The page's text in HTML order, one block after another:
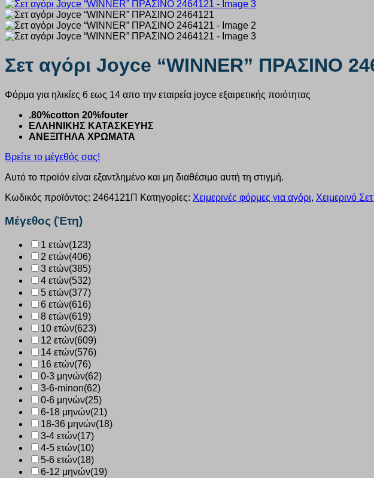
Σετ αγόρι Joyce “WINNER” ΠΡΑΣΙΝΟ
Φόρμα για ηλικίες 6 εως 14 απο την εταιρεία joyce εξαιρετικής ποιότητας
.80%cotton 20%fouter
ΕΛΛΗΝΙΚΗΣ ΚΑΤΑΣΚΕΥΗΣ
ΑΝΕΞΙΤΗΛΑ ΧΡΩΜΑΤΑ
Βρείτε το μέγεθός σας!
Αυτό το προϊόν είναι εξαντλημένο και μη διαθέσιμο αυτή τη στιγμή.
Κωδικός προϊόντος: 2464121Π Κατηγορίες: Χειμερινές φόρμες για αγόρι, Χειμερινό
Μέγεθος (Έτη)
1 ετών(123)
2 ετών(406)
3 ετών(385)
4 ετών(532)
5 ετών(377)
6 ετών(616)
8 ετών(619)
10 ετών(623)
12 ετών(609)
14 ετών(576)
16 ετών(76)
0-3 μηνών(62)
3-6-minon(62)
0-6 μηνών(25)
6-18 μηνών(21)
18-36 μηνών(18)
3-4 ετών(17)
4-5 ετών(10)
5-6 ετών(18)
6-12 μηνών(19)